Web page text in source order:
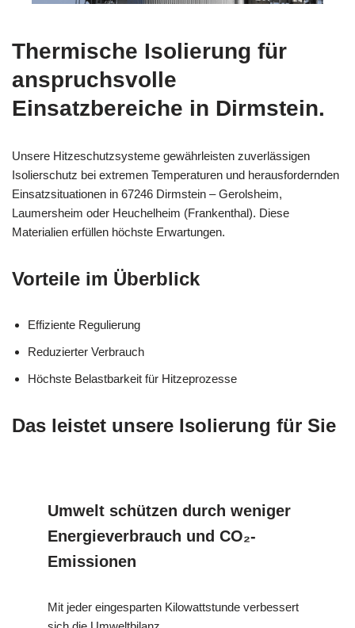
Thermische Isolierung für
anspruchsvolle
Einsatzbereiche in Dirmstein.
Unsere Hitzeschutzsysteme gewährleisten zuverlässigen
Isolierschutz bei extremen Temperaturen und herausfordernden
Einsatzsituationen in 67246 Dirmstein – Gerolsheim,
Laumersheim oder Heuchelheim (Frankenthal). Diese
Materialien erfüllen höchste Erwartungen.
Vorteile im Überblick
Effiziente Regulierung
Reduzierter Verbrauch
Höchste Belastbarkeit für Hitzeprozesse
Das leistet unsere Isolierung für Sie
Umwelt schützen durch weniger
Energieverbrauch und CO₂-
Emissionen
Mit jeder eingesparten Kilowattstunde verbessert